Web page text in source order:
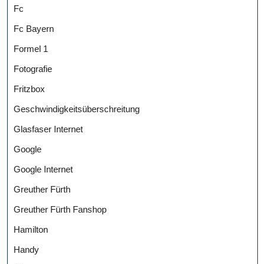
Fc
Fc Bayern
Formel 1
Fotografie
Fritzbox
Geschwindigkeitsüberschreitung
Glasfaser Internet
Google
Google Internet
Greuther Fürth
Greuther Fürth Fanshop
Hamilton
Handy